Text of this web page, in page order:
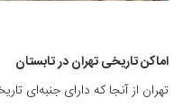
اماکن تاریخی تهران در تابستان
تهران از آنجا که دارای جنبه‌ای